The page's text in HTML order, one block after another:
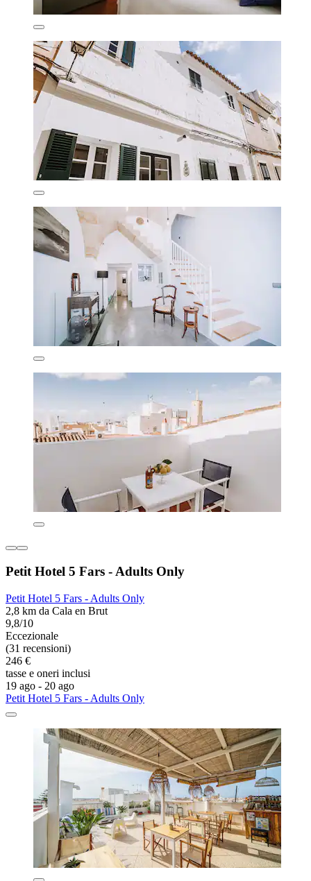
Petit Hotel 5 Fars - Adults Only
Petit Hotel 5 Fars - Adults Only
2,8 km da Cala en Brut
9,8/10
Eccezionale
(31 recensioni)
246 €
tasse e oneri inclusi
19 ago - 20 ago
Petit Hotel 5 Fars - Adults Only